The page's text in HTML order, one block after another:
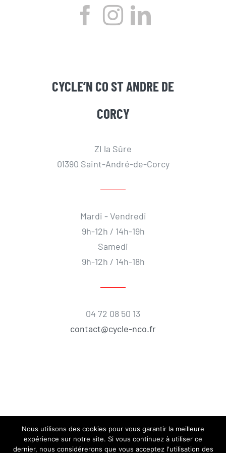
CYCLE’N CO ST ANDRE DE
CORCY
ZI la Sûre
01390 Saint-André-de-Corcy
Mardi - Vendredi
9h-12h / 14h-19h
Samedi
9h-12h / 14h-18h
04 72 08 50 13
contact@cycle-nco.fr
Nous utilisons des cookies pour vous garantir la meilleure
expérience sur notre site. Si vous continuez à utiliser ce
dernier, nous considérerons que vous acceptez l'utilisation des